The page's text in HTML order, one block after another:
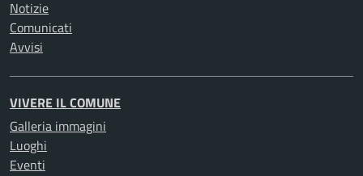
Notizie
Comunicati
Avvisi
VIVERE IL COMUNE
Galleria immagini
Luoghi
Eventi